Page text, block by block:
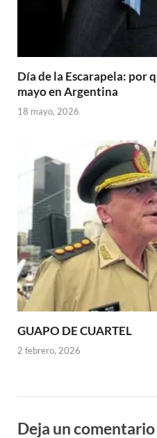
Día de la Escarapela: por
mayo en Argentina
18 mayo, 2026
GUAPO DE CUARTEL
2 febrero, 2026
Deja un comentario